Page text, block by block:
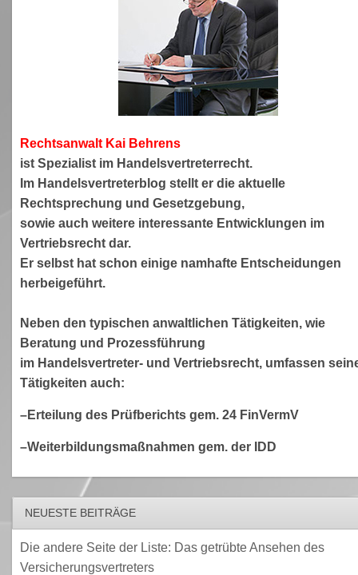
Rechtsanwalt Kai Behrens
ist Spezialist im Handelsvertreterrecht.
Im Handelsvertreterblog stellt er die aktuelle
Rechtsprechung und Gesetzgebung,
sowie auch weitere interessante Entwicklungen im
Vertriebsrecht dar.
Er selbst hat schon einige namhafte Entscheidungen
herbeigeführt.
Neben den typischen anwaltlichen Tätigkeiten, wie
Beratung und Prozessführung
im Handelsvertreter- und Vertriebsrecht, umfassen
Tätigkeiten auch:
–Erteilung des Prüfberichts gem. 24 FinVermV
–Weiterbildungsmaßnahmen gem. der IDD
NEUESTE BEITRÄGE
Die andere Seite der Liste: Das getrübte Ansehen des
Versicherungsvertreters